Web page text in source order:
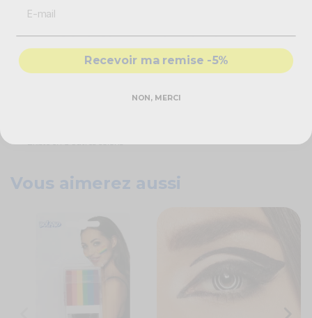
Caractéristiques techniques
Rouge à lèvres intense
Effet : brillant, longue durée
Existe en d'autres coloris
Vous aimerez aussi
Recevoir ma remise -5%
NON, MERCI